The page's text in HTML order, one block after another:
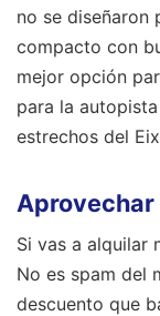
no se diseñaron
compacto con
mejor opción
para la
estrechos del
Si vas a alquilar
No es spam del
descuento que